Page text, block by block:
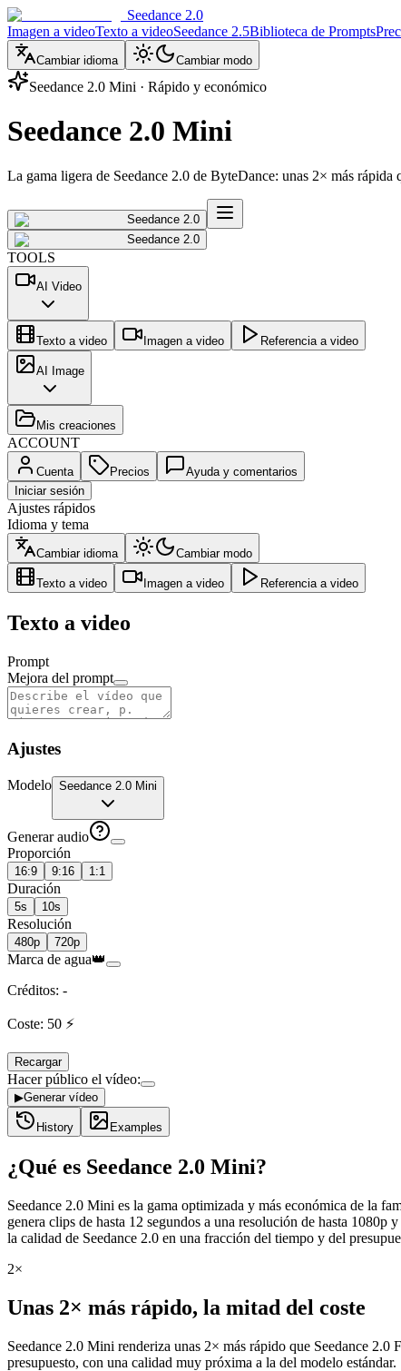
Seedance 2.0
Imagen a videoTexto a videoSeedance 2.5Biblioteca de Prompts
Cambiar idioma Cambiar modo
Seedance 2.0 Mini · Rápido y económico
Seedance 2.0 Mini
La gama ligera de Seedance 2.0 de ByteDance: unas 2× más
Seedance 2.0
Seedance 2.0
TOOLS
AI Video
Texto a video Imagen a video Referencia a video
AI Image
Mis creaciones
ACCOUNT
Cuenta Precios
Ayuda y comentarios
Iniciar sesión
Ajustes rápidos
Idioma y tema
Cambiar idioma Cambiar modo
Texto a video Imagen a video Referencia a video
Texto a video
Prompt
Mejora del prompt
Ajustes
Modelo Seedance 2.0 Mini
Generar audio
Proporción
16:9 9:16 1:1
Duración
5s 10s
Resolución
480p 720p
Marca de agua👑
Créditos: -
Coste: 50 ⚡
Recargar
Hacer público el vídeo:
▶Generar vídeo
History Examples
¿Qué es Seedance 2.0 Mini?
Seedance 2.0 Mini es la gama optimizada y más económica de la
genera clips de hasta 12 segundos a una resolución de hasta
la calidad de Seedance 2.0 en una fracción del tiempo y del
2×
Unas 2× más rápido, la mitad del coste
Seedance 2.0 Mini renderiza unas 2× más rápido que Seedance
presupuesto, con una calidad muy próxima a la del modelo estándar.